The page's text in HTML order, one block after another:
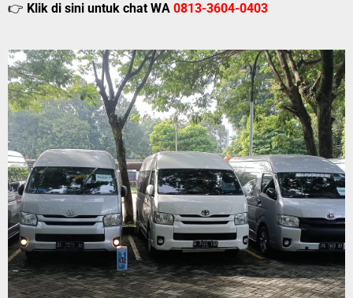
👉 Klik di sini untuk chat WA 0813-3604-0403